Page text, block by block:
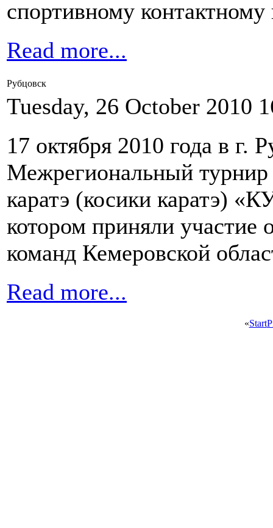
спортивному контактному
Read more...
Рубцовск
Tuesday, 26 October 2010
17 октября 2010 года в г.
Межрегиональный турнир
каратэ (косики каратэ)
котором приняли участие
команд Кемеровской
Read more...
«Start